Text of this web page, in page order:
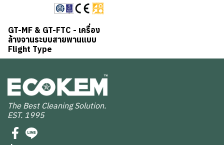
GT-MF & GT-FTC - เครื่อง
ล้างจานระบบสายพานแบบ
Flight Type
The Best Cleaning Solution.
EST. 1995